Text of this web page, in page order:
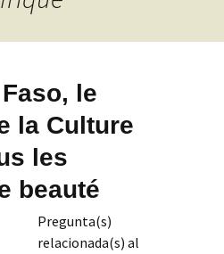
le
la Culture
les
beauté
Pregunta(s)
relacionada(s) al